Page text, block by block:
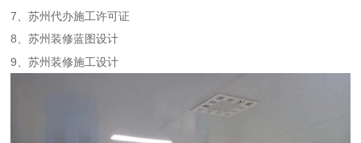
7、苏州代办施工许可证
8、苏州装修蓝图设计
9、苏州装修施工设计